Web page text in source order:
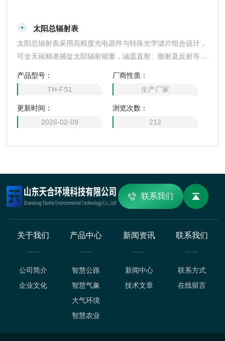
太阳总辐射表
太阳总辐射表采用高精度光电器件与特殊光学滤片组合设计，
可全天候精准捕捉太阳辐射能量，涵盖直射、散射及反射等全
环境干扰，确保数据长期稳定可靠。通过标准接口实现数据实
时传输，配套软件支持辐射强度动态监测、日累计量计算及异
常预警功能，广泛应用于气象观测、农业光照管理、光伏系统
评估等领域，为能源规划与生态研究提供关键数据支撑。
产品型号：
TH-FS1
厂商性质：
生产厂家
更新时间：
2026-02-09
浏览次数：
212
联系我们
关于我们
公司简介
企业文化
产品中心
智慧公路
智慧气象
大气环境
智慧农业
新闻资讯
新闻中心
技术文章
联系我们
联系方式
在线留言